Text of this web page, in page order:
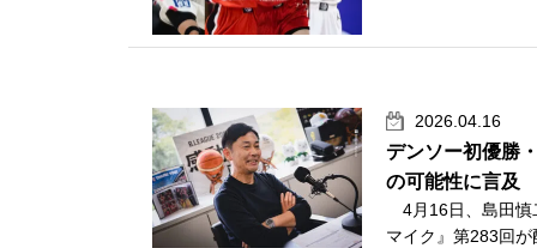
2026.04.16
デンソー初優勝
の可能性に言及
4月16日、島田慎
マイク』第283回が